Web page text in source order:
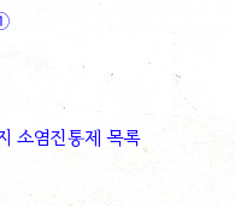
소염진통제 목록